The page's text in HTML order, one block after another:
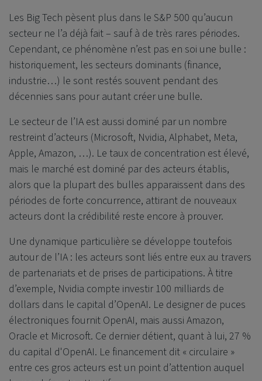
Les Big Tech pèsent plus dans le S&P 500 qu’aucun
secteur ne l’a déjà fait – sauf à de très rares périodes.
Cependant, ce phénomène n’est pas en soi une bulle :
historiquement, les secteurs dominants (finance,
industrie…) le sont restés souvent pendant des
décennies sans pour autant créer une bulle.
Le secteur de l’IA est aussi dominé par un nombre
restreint d’acteurs (Microsoft, Nvidia, Alphabet, Meta,
Apple, Amazon, …). Le taux de concentration est élevé,
mais le marché est dominé par des acteurs établis,
alors que la plupart des bulles apparaissent dans des
périodes de forte concurrence, attirant de nouveaux
acteurs dont la crédibilité reste encore à prouver.
Une dynamique particulière se développe toutefois
autour de l’IA : les acteurs sont liés entre eux au travers
de partenariats et de prises de participations. À titre
d’exemple, Nvidia compte investir 100 milliards de
dollars dans le capital d’OpenAI. Le designer de puces
électroniques fournit OpenAI, mais aussi Amazon,
Oracle et Microsoft. Ce dernier détient, quant à lui, 27 %
du capital d'OpenAI. Le financement dit « circulaire »
entre ces gros acteurs est un point d’attention auquel